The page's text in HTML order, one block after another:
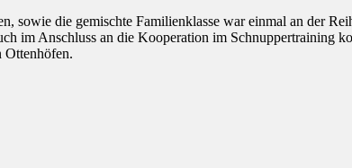
sowie die gemischte Familienklasse war einmal an der
im Anschluss an die Kooperation im
Ottenhöfen.